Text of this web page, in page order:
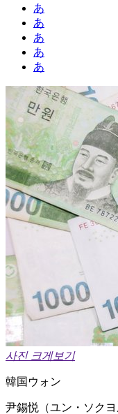
あ
あ
あ
あ
あ
사진 크게보기
韓国ウォン
尹錫悦（ユン・ソク